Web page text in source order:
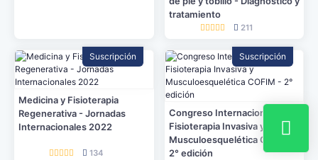
tratamiento
211
Suscripción
Medicina y Fisioterapia
Regenerativa - Jornadas
Internacionales 2022
134
Suscripción
Congreso Internacional de
Fisioterapia Invasiva y
Musculoesquelética COFIM -
2° edición